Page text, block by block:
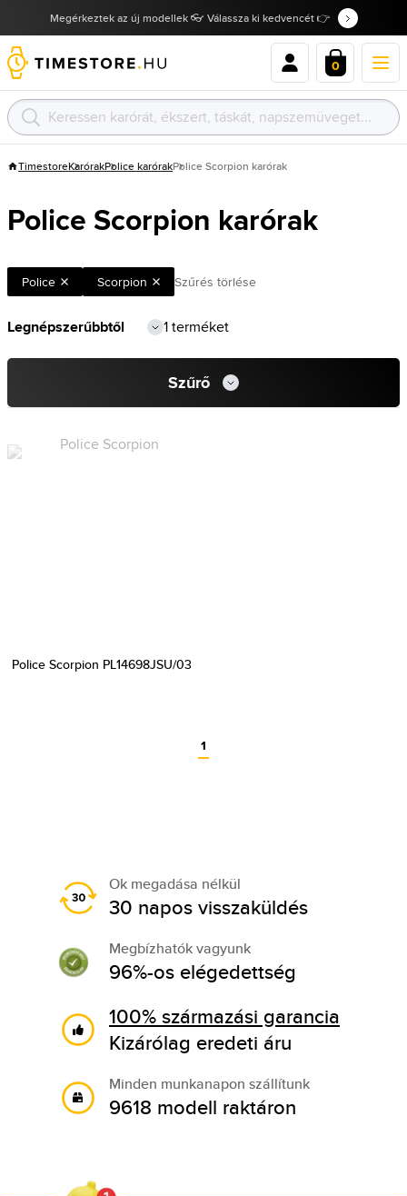
Megérkeztek az új modellek 👓 Válassza ki kedvencét 👉
0
TimestoreKarórakPolice karórakPolice Scorpion karórak
Police Scorpion karórak
Police Scorpion Szűrés törlése
1 terméket
Szűrő
Police Scorpion PL14698JSU/03
1
Ok megadása nélkül
30 napos visszaküldés
Megbízhatók vagyunk
96%-os elégedettség
100% származási garancia
Kizárólag eredeti áru
Minden munkanapon szállítunk
9618 modell raktáron